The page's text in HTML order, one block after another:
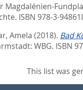
Magdalénien-
ISBN 978-3-
Amela (2018). Bad
WBG. ISBN
This list was